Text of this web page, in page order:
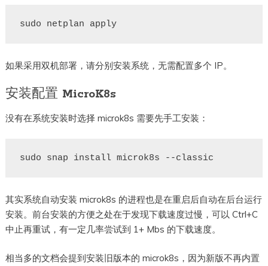
sudo netplan apply
如果采用双机部署，请分别安装系统，无需配置多个 IP。
安装配置 MicroK8s
没有在系统安装时选择 microk8s 需要先手工安装：
其实系统自动安装 microk8s 的进程也是在重启后自动在后台运行
安装。前台安装的方便之处在于发现下载速度过慢，可以 Ctrl+C
中止再重试，有一定几率尝试到 1+ Mbs 的下载速度。
相当多的文档会提到安装旧版本的 microk8s，因为新版不再内置